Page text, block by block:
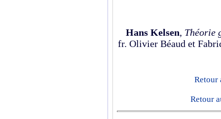
Hans Kelsen, Théorie
fr. Olivier Béaud et
Retour
Retour